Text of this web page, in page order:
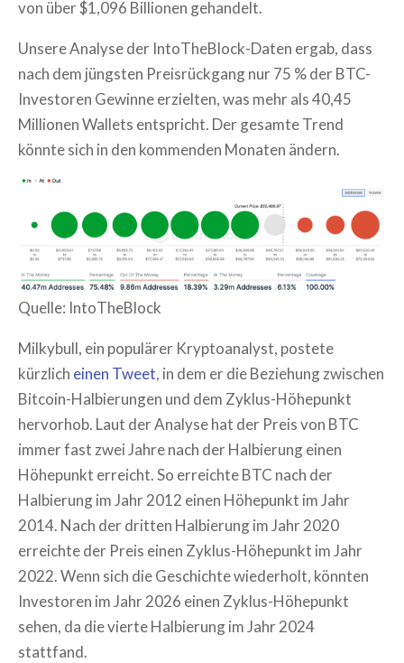
von über $1,096 Billionen gehandelt.
Unsere Analyse der IntoTheBlock-Daten ergab, dass
nach dem jüngsten Preisrückgang nur 75 % der BTC-
Investoren Gewinne erzielten, was mehr als 40,45
Millionen Wallets entspricht. Der gesamte Trend
könnte sich in den kommenden Monaten ändern.
Quelle: IntoTheBlock
Milkybull, ein populärer Kryptoanalyst, postete
kürzlich einen Tweet, in dem er die Beziehung zwischen
Bitcoin-Halbierungen und dem Zyklus-Höhepunkt
hervorhob. Laut der Analyse hat der Preis von BTC
immer fast zwei Jahre nach der Halbierung einen
Höhepunkt erreicht. So erreichte BTC nach der
Halbierung im Jahr 2012 einen Höhepunkt im Jahr
2014. Nach der dritten Halbierung im Jahr 2020
erreichte der Preis einen Zyklus-Höhepunkt im Jahr
2022. Wenn sich die Geschichte wiederholt, könnten
Investoren im Jahr 2026 einen Zyklus-Höhepunkt
sehen, da die vierte Halbierung im Jahr 2024
stattfand.